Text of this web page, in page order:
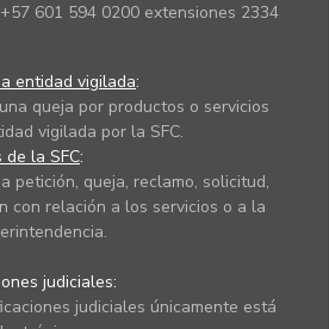
+57 601 594 0200 extensiones 2334
entidad vigilada:
queja por productos o servicios
vigilada por la SFC.
de la SFC:
petición, queja, reclamo, solicitud,
con relación a los servicios o a la
judiciales:
judiciales únicamente está